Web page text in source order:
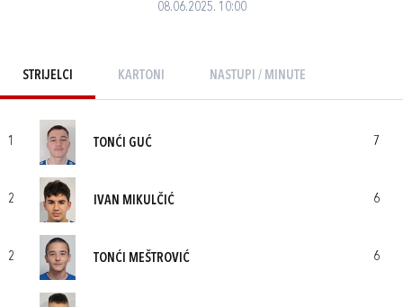
08.06.2025. 10:00
STRIJELCI KARTONI NASTUPI / MINUTE
1 TONĆI GUĆ 7
2 IVAN MIKULČIĆ 6
2 TONĆI MEŠTROVIĆ 6